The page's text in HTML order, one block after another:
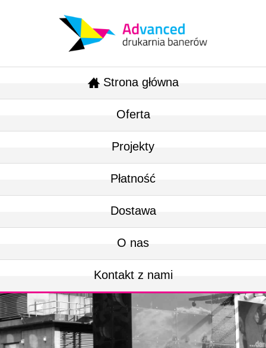
Strona główna
Oferta
Projekty
Płatność
Dostawa
O nas
Kontakt z nami